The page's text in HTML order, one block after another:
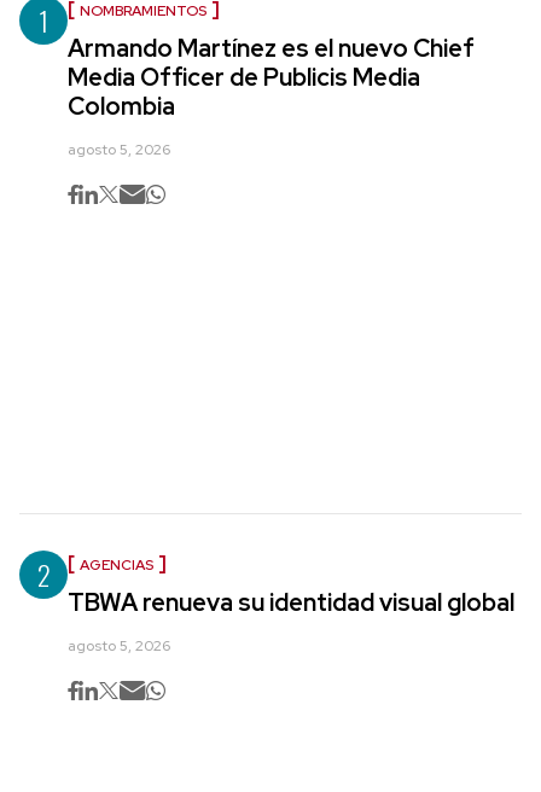
1 NOMBRAMIENTOS
Armando Martínez es el nuevo Chief
Media Officer de Publicis Media
Colombia
agosto 5, 2026
2 AGENCIAS
TBWA renueva su identidad visual global
agosto 5, 2026